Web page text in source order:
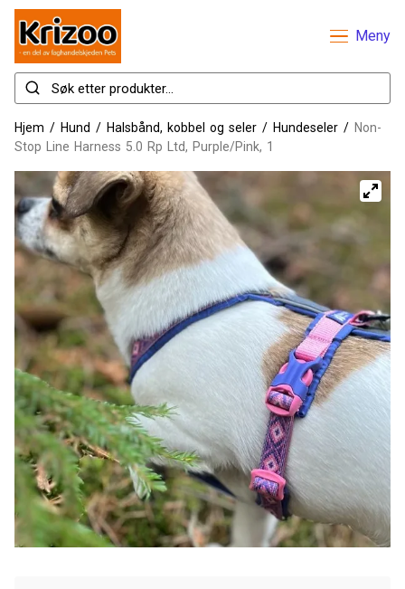
Meny
Hjem / Hund / Halsbånd, kobbel og seler / Hundeseler / Non-
Stop Line Harness 5.0 Rp Ltd, Purple/Pink, 1